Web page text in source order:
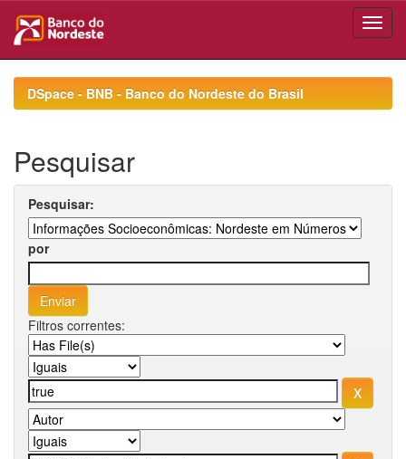
navigationDSpace - BNB - Banco do Nordeste do Brasil
Pesquisar
Pesquisar:
por
Filtros correntes: